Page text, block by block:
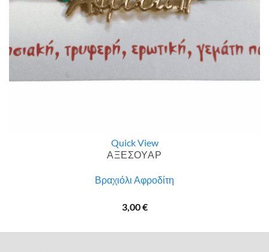
Quick View
ΑΞΕΣΟΥΑΡ
Βραχιόλι Αφροδίτη
3,00€